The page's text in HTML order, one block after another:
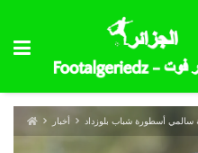
أخبار سالمي أسطورة شباب بلوزداد